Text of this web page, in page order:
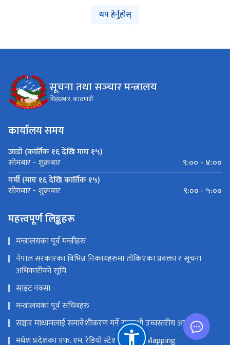
थप हेर्नुहोस्
सूचना तथा सञ्‍चार मन्त्रालय
सिंहदरबार, काठमाडौं
कार्यालय समय
जाडो (कार्तिक १६ देखि माघ १५)
सोमबार - शुक्रबार
९:०० - ४:००
गर्मी (माघ १६ देखि कार्तिक १५)
सोमबार - शुक्रबार ९:०० - ५:००
महत्त्वपूर्ण लिङ्कहरू
मन्त्रालयका पूर्व मन्त्रीहरु
नेपाल सरकारका विभिन्न निकायहरुमा तोकिएका प्रवक्ता र सूचना
अधिकारीको सूचि
साइट नक्सा
मन्त्रालयका पूर्व सचिवहरु
सञ्चार माध्यमलाई समावेशीकरण गर्ने सम्बन्धी उच्चस्तरीय आयोग
मधेश प्रदेशका एफ. एम. रेडियो स्टेशनको GIS Mapping